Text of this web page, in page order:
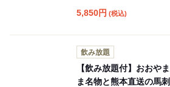
ュー。 部位の違うホルモンを一度に楽しめることがで
5,850円 (税込)
飲み放題
【飲み放題付】おお
ま名物と熊本直送の馬